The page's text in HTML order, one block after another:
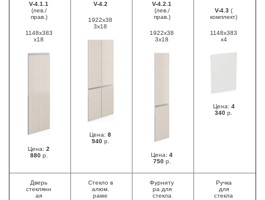
V-4.1.1
(лев./
прав.)
1148х383
х18
Цена: 2
880р.
V-4.2
1922x38
3х18
Цена: 8
940р.
V-4.2.1
(лев./
прав.)
1922x38
3х18
Цена: 4
750р.
V-4.3 (
комплект)
1148х383
х4
Цена: 4
340 р.
Дверь
стеклянн
ая
Стекло в
алюм.
раме
Фурниту
ра для
стекла
Ручка
для
стекла